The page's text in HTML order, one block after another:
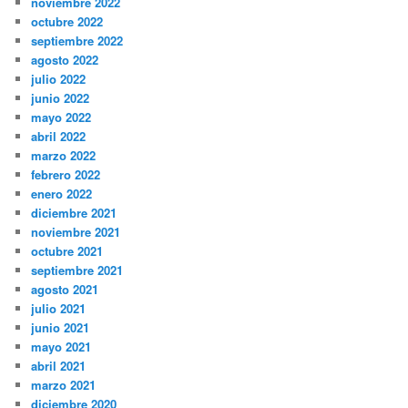
octubre 2022
septiembre 2022
agosto 2022
julio 2022
junio 2022
mayo 2022
abril 2022
marzo 2022
febrero 2022
enero 2022
diciembre 2021
noviembre 2021
octubre 2021
septiembre 2021
agosto 2021
julio 2021
junio 2021
mayo 2021
abril 2021
marzo 2021
diciembre 2020